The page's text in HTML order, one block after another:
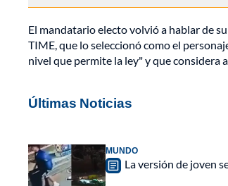
El mandatario electo volvió a hablar de
TIME, que lo seleccionó como el
nivel que permite la ley" y que considera
Últimas Noticias
MUNDO
La versión de joven